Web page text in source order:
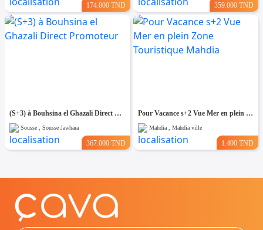
174.000 TND 359.000 TND
(S+3) à Bouhsina el Ghazali Direct Promoteur
Sousse , Sousse Jawhara
367.000 TND
Pour Vacance s+2 Vue Mer en plein Zone Touristique Mahdia
Mahdia , Mahdia ville
1.400 TND